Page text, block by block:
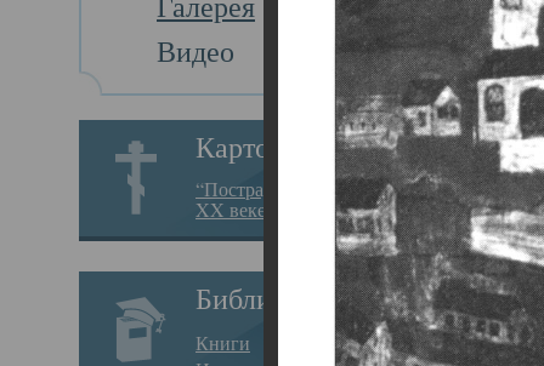
Галерея
Видео
Картотека
“Пострадавшие за веру в
XX веке на Севере”
Библиотека
Книги